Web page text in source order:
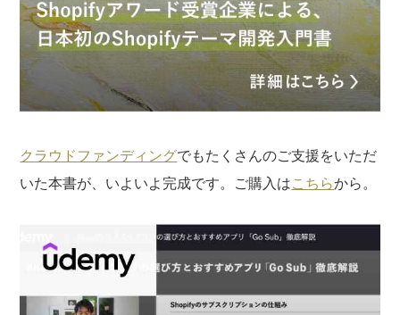
クラウドファンディングでもたくさんのご支援をいただ
いた本書が、いよいよ完成です。ご購入はこちらから。